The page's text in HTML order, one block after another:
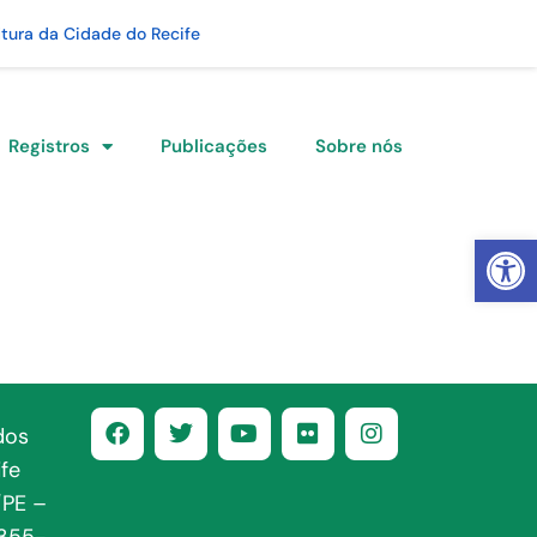
Abrir
da Cidade do Recife
Registros Publicações Sobre nós
–